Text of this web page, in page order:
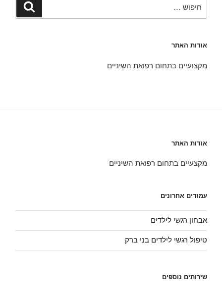
אודות האתר
מקצועיים בתחום רפואת השיניים
אודות האתר
מקצעיים בתחום רפואת השיניים
עמודים אחרונים
אבחון רגשי לילדים
טיפול רגשי לילדים בני ברק
שירותים נוספים